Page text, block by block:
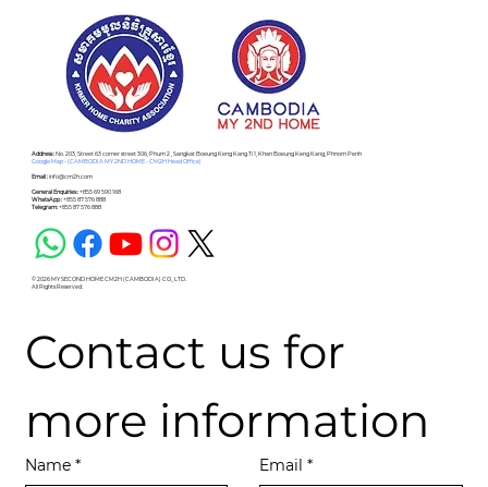
Address : No. 203, Street 63 corner street 306, Phum 2 , Sangkat Boeung Keng Kang Ti 1, Khan Boeung Keng Kang, Phnom Penh
Google Map - (CAMBODIA MY 2ND HOME - CM2H Head Office)
Email :info@cm2h.com
General Enquiries :+855 69 590 168
WhatsApp :+855 87 576 888
Telegram:+855 87 576 888
© 2026 MY SECOND HOME CM2H (CAMBODIA) CO., LTD.
All Rights Reserved.
Contact us for
more information
Name * Email *